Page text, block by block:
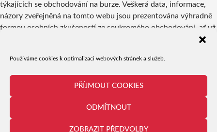
týkajících se obchodování na burze. Veškerá data, informace,
názory zveřejněná na tomto webu jsou prezentována výhradně
formou osobních zkušeností ze soukromého obchodování, ať už
produkty či obchodní příležitosti, nelze to v žádném případě
považovat za reklamu či doporučení a jejich případné využití je
tedy výhradně věcí odpovědnosti a uvážení uživatele.
Provozovatel serveru ani jednotliví autoři nejsou registrovanými
brokery či investičním poradcem ani makléřem. Obchodování je
spojeno s velice vysokou mírou rizika a proto není vhodné pro
Používáme cookies k optimalizaci webových stránek a služeb.
PŘÍJMOUT COOKIES
ODMÍTNOUT
ZOBRAZIT PŘEDVOLBY